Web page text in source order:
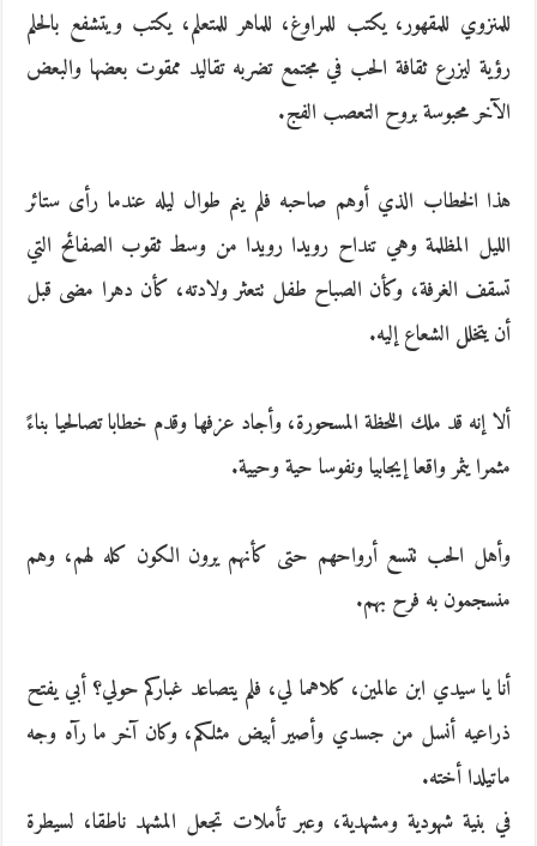
للمنزوي للمقهور، يكتب للمراوغ، للماهر للمتعلم، يكتب ويتشفع بالحلم
رؤية ليزرع ثقافة الحب في مجتمع تضربه تقاليد ممقوت بعضها والبعض
الآخر محبوسة بروح التعصب الفج.
هذا الخطاب الذي أوهم صاحبه فلم ينم طوال ليله عندما رأى ستائر
الليل المظلمة وهي تنداح رويدا رويدا من وسط ثقوب الصفائح التي
تسقف الغرفة، وكأن الصباح طفل تتعثر ولادته، كأن دهرا مضى قبل
أن يتخلل الشعاع إليه.
ألا إنه قد ملك اللحظة المسحورة، وأجاد عزفها وقدم خطابا تصالحيا بناءً
مثمرا يثمر واقعا إيجابيا ونفوسا حية وحيية.
وأهل الحب تتسع أرواحهم حتى كأنهم يرون الكون كله لهم، وهم
منسجمون به فرح بهم.
أنا يا سيدي ابن عالمين، كلاهما لي، فلم يتصاعد غباركم حولي؟ أبي يفتح
ذراعيه أنسل من جسدي وأصير أبيض مثلكم، وكان آخر ما رآه وجه
ماتيلدا أخته.
في بنية شهودية ومشهدية، وعبر تأملات تجعل المشهد ناطقا، لسيطرة